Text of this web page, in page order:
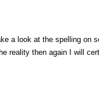
a look at the spelling on
reality then again I will